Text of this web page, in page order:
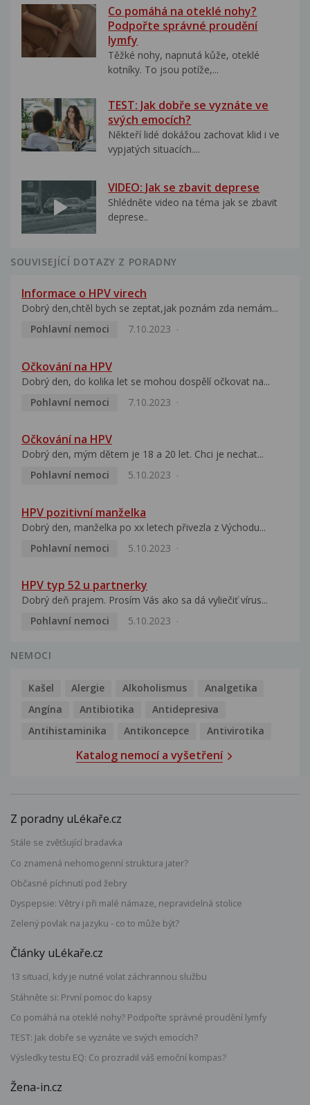
Co pomáhá na oteklé nohy?
Podpořte správné proudění
lymfy
Těžké nohy, napnutá kůže, oteklé
kotníky. To jsou potíže,...
TEST: Jak dobře se vyznáte ve
svých emocích?
Někteří lidé dokážou zachovat klid i ve
vypjatých situacích....
VIDEO: Jak se zbavit deprese
Shlédněte video na téma jak se zbavit
deprese..
SOUVISEJÍCÍ DOTAZY Z PORADNY
Informace o HPV virech
Dobrý den,chtěl bych se zeptat,jak poznám zda nemám...
Pohlavní nemoci
7.10.2023
Očkování na HPV
Dobrý den, do kolika let se mohou dospělí očkovat na...
Pohlavní nemoci
7.10.2023
Očkování na HPV
Dobrý den, mým dětem je 18 a 20 let. Chci je nechat...
Pohlavní nemoci
5.10.2023
HPV pozitivní manželka
Dobrý den, manželka po xx letech přivezla z Východu...
Pohlavní nemoci
5.10.2023
HPV typ 52 u partnerky
Dobrý deň prajem. Prosím Vás ako sa dá vyliečiť vírus...
Pohlavní nemoci
5.10.2023
NEMOCI
Kašel Alergie Alkoholismus
Analgetika
Angína
Antibiotika
Antidepresiva
Antihistaminika
Antikoncepce Antivirotika
Katalog nemocí a vyšetření
Z poradny uLékaře.cz
Stále se zvětšující bradavka
Co znamená nehomogenní struktura jater?
Občasné píchnutí pod žebry
Dyspepsie: Větry i při malé námaze, nepravidelná stolice
Zelený povlak na jazyku - co to může být?
Články uLékaře.cz
13 situací, kdy je nutné volat záchrannou službu
Stáhněte si: První pomoc do kapsy
Co pomáhá na oteklé nohy? Podpořte správné proudění lymfy
TEST: Jak dobře se vyznáte ve svých emocích?
Výsledky testu EQ: Co prozradil váš emoční kompas?
Žena-in.cz